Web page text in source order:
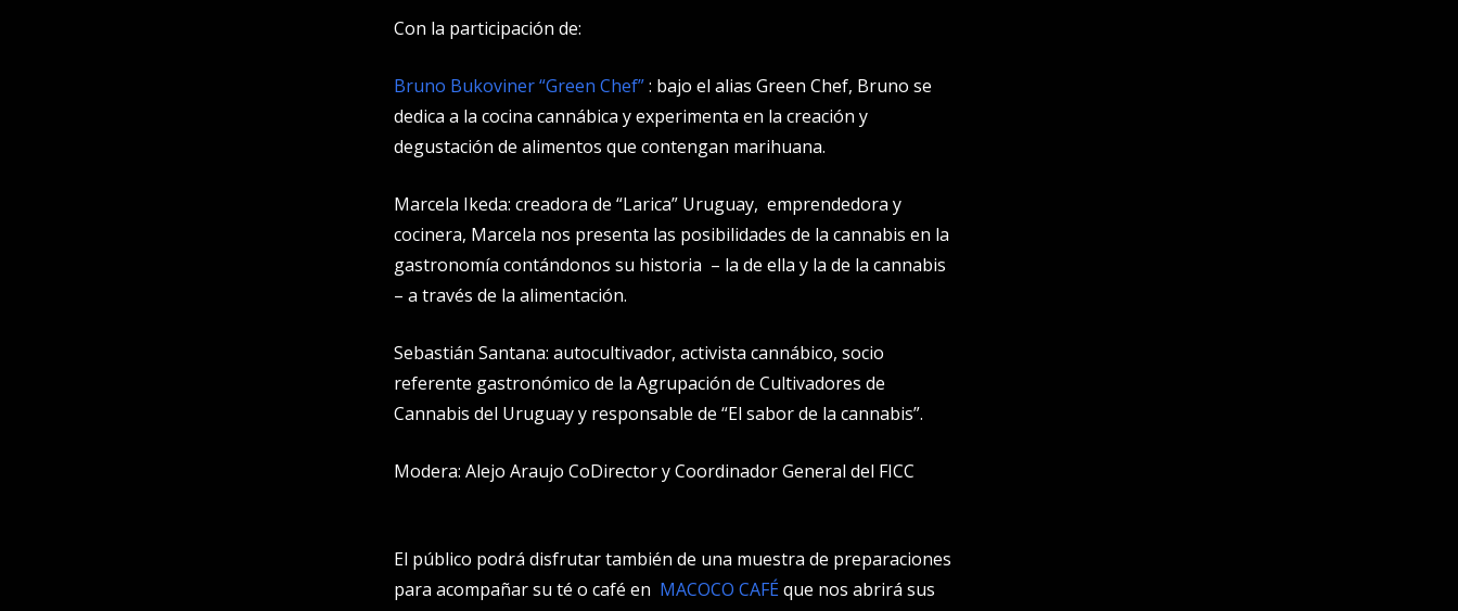
Con la participación de:
Bruno Bukoviner “Green Chef”: bajo el alias Green Chef, Bruno se
dedica a la cocina cannábica y experimenta en la creación y
degustación de alimentos que contengan marihuana.
Marcela Ikeda: creadora de “Larica” Uruguay, emprendedora y
cocinera, Marcela nos presenta las posibilidades de la cannabis en la
gastronomía contándonos su historia – la de ella y la de la cannabis
– a través de la alimentación.
Sebastián Santana: autocultivador, activista cannábico, socio
referente gastronómico de la Agrupación de Cultivadores de
Cannabis del Uruguay y responsable de “El sabor de la cannabis”.
Modera: Alejo Araujo CoDirector y Coordinador General del FICC
El público podrá disfrutar también de una muestra de preparaciones
para acompañar su té o café en MACOCO CAFÉque nos abrirá sus